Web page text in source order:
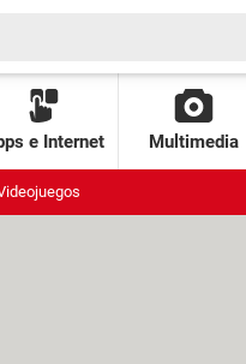
e Internet Multimedia